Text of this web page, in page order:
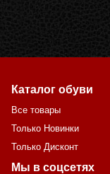
Каталог обуви
Все товары
Только Новинки
Только Дисконт
Мы в соцсетях